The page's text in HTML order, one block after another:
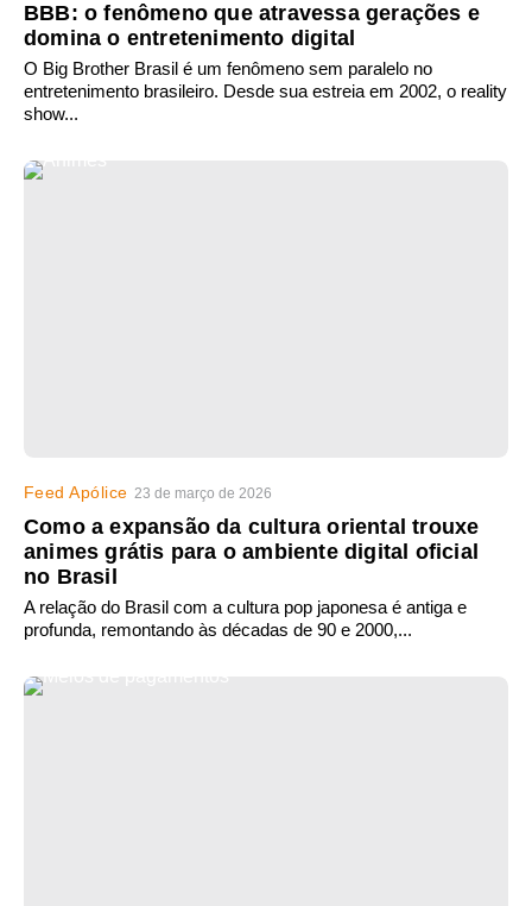
BBB: o fenômeno que atravessa gerações e
domina o entretenimento digital
O Big Brother Brasil é um fenômeno sem paralelo no
entretenimento brasileiro. Desde sua estreia em 2002, o reality
show...
Feed Apólice 23 de março de 2026
Como a expansão da cultura oriental trouxe
animes grátis para o ambiente digital oficial
no Brasil
A relação do Brasil com a cultura pop japonesa é antiga e
profunda, remontando às décadas de 90 e 2000,...